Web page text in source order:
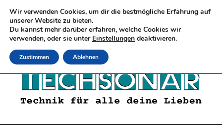
Wir verwenden Cookies, um dir die bestmögliche Erfahrung auf
unserer Website zu bieten.
Du kannst mehr darüber erfahren, welche Cookies wir
verwenden, oder sie unter Einstellungen deaktivieren.
Zustimmen Ablehnen